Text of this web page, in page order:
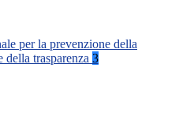
per la prevenzione della
della trasparenza 3